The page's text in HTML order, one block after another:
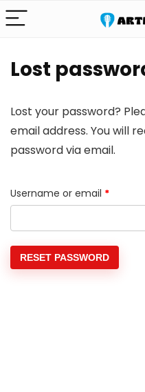
Lost
Lost your password?
email address. You will
password via email.
Username or email *Required
RESET PASSWORD